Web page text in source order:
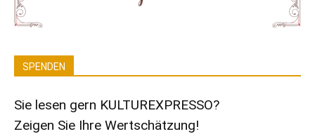
SPENDEN
Sie lesen gern KULTUREXPRESSO?
Zeigen Sie Ihre Wertschätzung!